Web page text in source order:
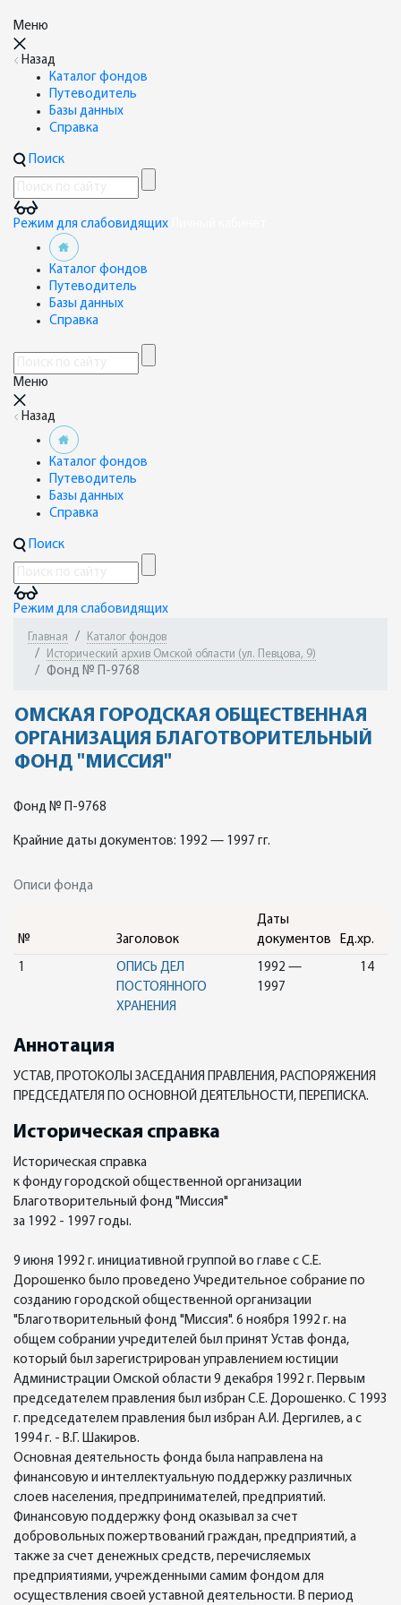
Меню
Назад
Каталог фондов
Путеводитель
Базы данных
Справка
Поиск
Режим для слабовидящих
Каталог фондов
Путеводитель
Базы данных
Справка
Меню
Назад
Каталог фондов
Путеводитель
Базы данных
Справка
Поиск
Режим для слабовидящих
Главная
Каталог фондов
Исторический архив Омской области (ул. Певцова, 9)
Фонд № П-9768
ОМСКАЯ ГОРОДСКАЯ ОБЩЕСТВЕННАЯ
ОРГАНИЗАЦИЯ БЛАГОТВОРИТЕЛЬНЫЙ
ФОНД "МИССИЯ"
Фонд № П-9768
Крайние даты документов: 1992 — 1997 гг.
Описи фонда
№ Заголовок
Даты
документов
Ед.хр.
1
ОПИСЬ ДЕЛ
ПОСТОЯННОГО
ХРАНЕНИЯ
1992 —
1997
14
Аннотация
УСТАВ, ПРОТОКОЛЫ ЗАСЕДАНИЯ ПРАВЛЕНИЯ, РАСПОРЯЖЕНИЯ
ПРЕДСЕДАТЕЛЯ ПО ОСНОВНОЙ ДЕЯТЕЛЬНОСТИ, ПЕРЕПИСКА.
Историческая справка
Историческая справка
к фонду городской общественной организации
Благотворительный фонд "Миссия"
за 1992 - 1997 годы.
9 июня 1992 г. инициативной группой во главе с С.Е.
Дорошенко было проведено Учредительное собрание по
созданию городской общественной организации
"Благотворительный фонд "Миссия". 6 ноября 1992 г. на
общем собрании учредителей был принят Устав фонда,
который был зарегистрирован управлением юстиции
Администрации Омской области 9 декабря 1992 г. Первым
председателем правления был избран С.Е. Дорошенко. С 1993
г. председателем правления был избран А.И. Дергилев, а с
1994 г. - В.Г. Шакиров.
Основная деятельность фонда была направлена на
финансовую и интеллектуальную поддержку различных
слоев населения, предпринимателей, предприятий.
Финансовую поддержку фонд оказывал за счет
добровольных пожертвований граждан, предприятий, а
также за счет денежных средств, перечисляемых
предприятиями, учрежденными самим фондом для
осуществления своей уставной деятельности. В период